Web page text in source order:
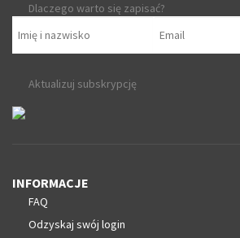
Dlaczego warto się zapisać?
Aktualizuj subskrypcję
INFORMACJE
FAQ
Odzyskaj swój login